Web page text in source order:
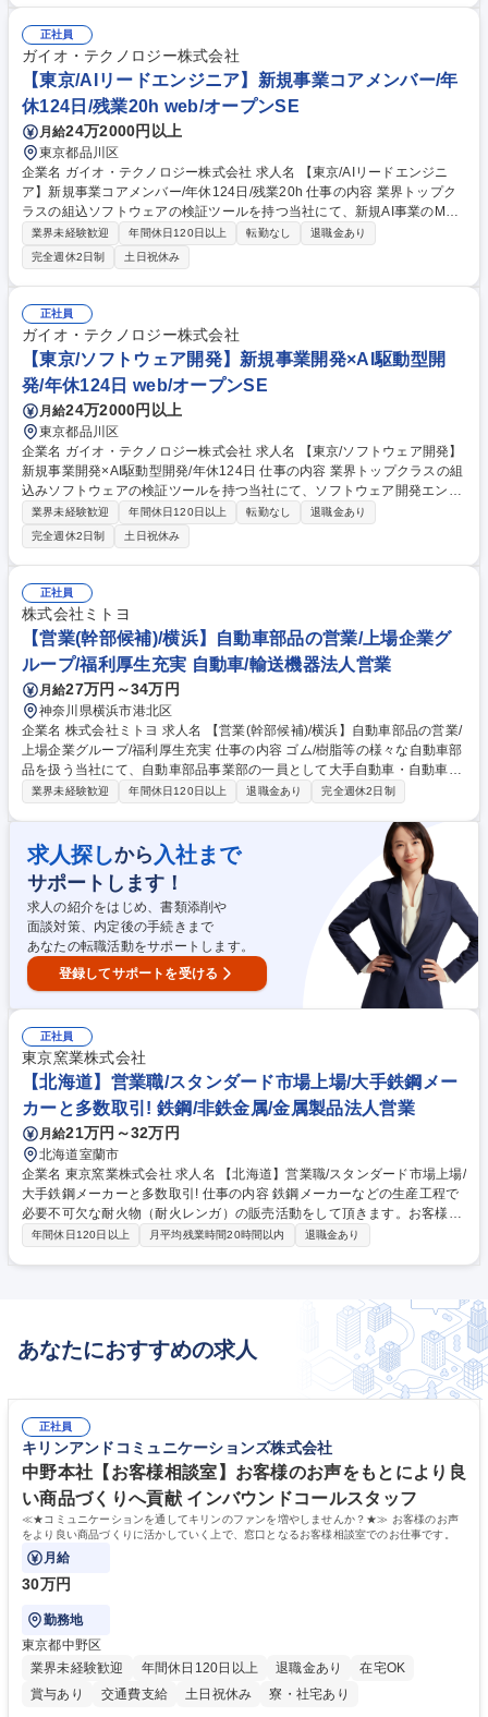
営業」として成長。 ■将来の管理職候補として育成…主任、課長を早くか
ら目指せる環境。 募集職種 【青山/営業】大手完成車メーカー向け法人営
業(次世代幹部候補募集)◆上場
正社員
ガイオ・テクノロジー株式会社
【東京/AIリードエンジニア】新規事業コアメンバー/年
休124日/残業20h web/オープンSE
月給24万2000円以上
東京都品川区
企業名 ガイオ・テクノロジー株式会社 求人名 【東京/AIリードエンジニ
ア】新規事業コアメンバー/年休124日/残業20h 仕事の内容 業界トップク
ラスの組込ソフトウェアの検証ツールを持つ当社にて、新規AI事業のML
エンジニアを募集。モデル開発～MLOps構築、AI駆動型組織への変革まで
プレイングマネージャとして技術面を包括的にリードします。 ■機械学習
モデルの開発・実装・デプロイ(DL含む) ■AIアプリ設計・実装 ■データパ
イプライン構築・運用 ■最新技術・FWの調査導入 【仕事の魅力】受託と
自社開発の両輪で、最先端AI技術を実社会へ実装する醍醐味があります。
技術選定や採用の裁量が大きく、自らの手で「AI駆動型」の先進的な開発
プロセスや組織カルチャーを創り上げられる環境で、技術発信を推奨する
文化です。 募集職種 【東京/AIリードエンジニア】新規事業コアメンバー/
年休124日/残業20h
業界未経験歓迎 年間休日120日以上 転勤なし
退職金あり
完全週休2日制
土日祝休み
正社員
ガイオ・テクノロジー株式会社
【東京/ソフトウェア開発】新規事業開発×AI駆動型開
発/年休124日 web/オープンSE
月給24万2000円以上
東京都品川区
企業名 ガイオ・テクノロジー株式会社 求人名 【東京/ソフトウェア開発】
新規事業開発×AI駆動型開発/年休124日 仕事の内容 業界トップクラスの組
込みソフトウェアの検証ツールを持つ当社にて、ソフトウェア開発エンジ
ニアを募集。AIソリューション開発のアーキテクチャ設計～実装までを主
導。AI活用による次世代の開発体制構築も担当。 ■システムアーキテクチ
ャ設計・実装（AWS/Azure等） ■Webアプリ開発（フロント・バックエン
ド） ■コードレビュー・品質管理 ■技術課題の解決推進 ■新技術（生成AI
等）の検証・導入 【仕事の魅力】新規事業のコアメンバーとして、スケー
ラブルな基盤構築やAI活用プロセスの確立に裁量を持てます。技術志向の
マネジメントのもと、自身の経験を活かし組織の技術力を底上げする重要
な役割です。 募集職種 【東京/ソフトウェア開発】新規事業開発×AI駆動型
開発/年休124日
業界未経験歓迎 年間休日120日以上 転勤なし
退職金あり
完全週休2日制
土日祝休み
正社員
株式会社ミトヨ
【営業(幹部候補)/横浜】自動車部品の営業/上場企業グ
ループ/福利厚生充実 自動車/輸送機器法人営業
月給27万円～34万円
神奈川県横浜市港北区
企業名 株式会社ミトヨ 求人名 【営業(幹部候補)/横浜】自動車部品の営業/
上場企業グループ/福利厚生充実 仕事の内容 ゴム/樹脂等の様々な自動車部
品を扱う当社にて、自動車部品事業部の一員として大手自動車・自動車部
品メーカー(Tier1)に向けた自動車部品の営業実務をご担当いただきます。
ォロー等 ■顧客要求に基づき、社内各部門（技術、品質、購買、製造）と
連携 入社後は営業グループの中核として、今まで培ったキャリア・スキル
を活かした後進の育成も期待しております。 【顧客】完成車メーカー、Ti
er1自動車部品メーカー等 募集職種 【営業(幹部候補)/横浜】自動車部品の
営業/上場企業グループ/福利厚生充実
業界未経験歓迎 年間休日120日以上 退職金あり 完全週休2日制
求人探しから 入社まで
サポートします！
求人の紹介をはじめ、書類添削や
面談対策、内定後の手続きまで
あなたの転職活動をサポートします。
登録してサポートを受ける
正社員
東京窯業株式会社
【北海道】営業職/スタンダード市場上場/大手鉄鋼メー
カーと多数取引! 鉄鋼/非鉄金属/金属製品法人営業
月給21万円～32万円
北海道室蘭市
企業名 東京窯業株式会社 求人名 【北海道】営業職/スタンダード市場上場/
大手鉄鋼メーカーと多数取引! 仕事の内容 鉄鋼メーカーなどの生産工程で
必要不可欠な耐火物（耐火レンガ）の販売活動をして頂きます。お客様の
ところで使用して頂いている当社製品のフォロー、リピート受注活動、新
な「営業職」となります。OJT中心に丁寧に教えますので、知識がない方
でも心配ありません。営業職の大部分は文系出身であり、他業種から中途
で入社した社員も多く活躍しています。※業務の変更範囲：当社業務全般
募集職種 【北海道】営業職/スタンダード市場上場/大手鉄鋼メーカーと多
年間休日120日以上 月平均残業時間20時間以内 退職金あり
あなたにおすすめの求人
正社員
キリンアンドコミュニケーションズ株式会社
中野本社【お客様相談室】お客様のお声をもとにより良
い商品づくりへ貢献 インバウンドコールスタッフ
≪★コミュニケーションを通してキリンのファンを増やしませんか？★≫ お客様のお声
をより良い商品づくりに活かしていく上で、窓口となるお客様相談室でのお仕事です。
月給
30万円
勤務地
東京都中野区
業界未経験歓迎
年間休日120日以上 退職金あり
在宅OK
賞与あり
交通費支給 土日祝休み 寮・社宅あり